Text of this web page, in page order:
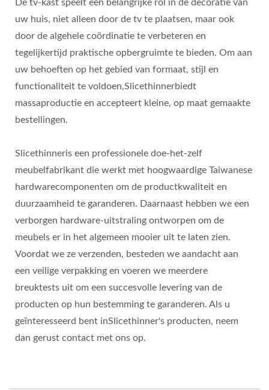
De tv-kast speelt een belangrijke rol in de decoratie van
uw huis, niet alleen door de tv te plaatsen, maar ook
door de algehele coördinatie te verbeteren en
tegelijkertijd praktische opbergruimte te bieden. Om aan
uw behoeften op het gebied van formaat, stijl en
functionaliteit te voldoen,Slicethinnerbiedt
massaproductie en accepteert kleine, op maat gemaakte
bestellingen.
Slicethinneris een professionele doe-het-zelf
meubelfabrikant die werkt met hoogwaardige Taiwanese
hardwarecomponenten om de productkwaliteit en
duurzaamheid te garanderen. Daarnaast hebben we een
verborgen hardware-uitstraling ontworpen om de
meubels er in het algemeen mooier uit te laten zien.
Voordat we ze verzenden, besteden we aandacht aan
een veilige verpakking en voeren we meerdere
breuktests uit om een succesvolle levering van de
producten op hun bestemming te garanderen. Als u
geïnteresseerd bent inSlicethinner's producten, neem
dan gerust contact met ons op.